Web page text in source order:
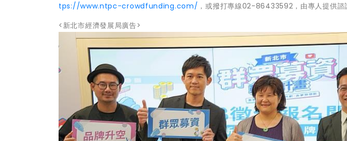
tps://www.ntpc-crowdfunding.com/ ，或撥打專線02-86433592，由專人提供諮
<新北市經濟發展局廣告>